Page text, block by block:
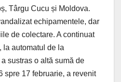
Târgu Cucu și Moldova.
echipamentele, dar
de colectare. A continuat
la automatul de la
sustras o altă sumă de
spre 17 februarie, a revenit